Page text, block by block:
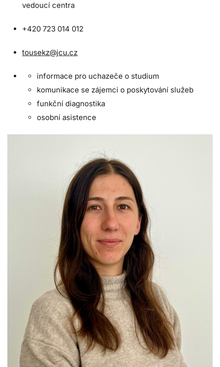
vedoucí centra
+420 723 014 012
tousekz@jcu.cz
informace pro uchazeče o studium
komunikace se zájemci o poskytování služeb
funkční diagnostika
osobní asistence